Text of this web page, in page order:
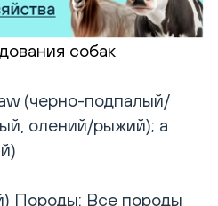
собак
(черно-подпалый/
олений/рыжий); a
Породы: Все породы